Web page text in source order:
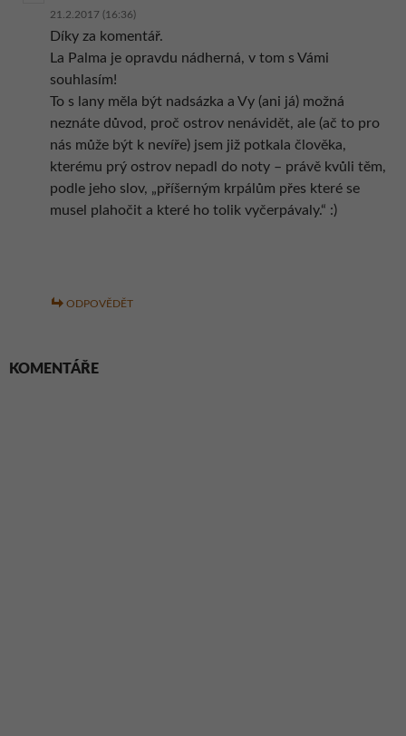
21.2.2017 (16:36)
Díky za komentář.
La Palma je opravdu nádherná, v tom s Vámi
souhlasím!
To s lany měla být nadsázka a Vy (ani já) možná
neznáte důvod, proč ostrov nenávidět, ale (ač to pro
nás může být k nevíře) jsem již potkala člověka,
kterému prý ostrov nepadl do noty – právě kvůli těm,
podle jeho slov, „příšerným krpálům přes které se
musel plahočit a které ho tolik vyčerpávaly.“ :)
ODPOVĚDĚT
KOMENTÁŘE